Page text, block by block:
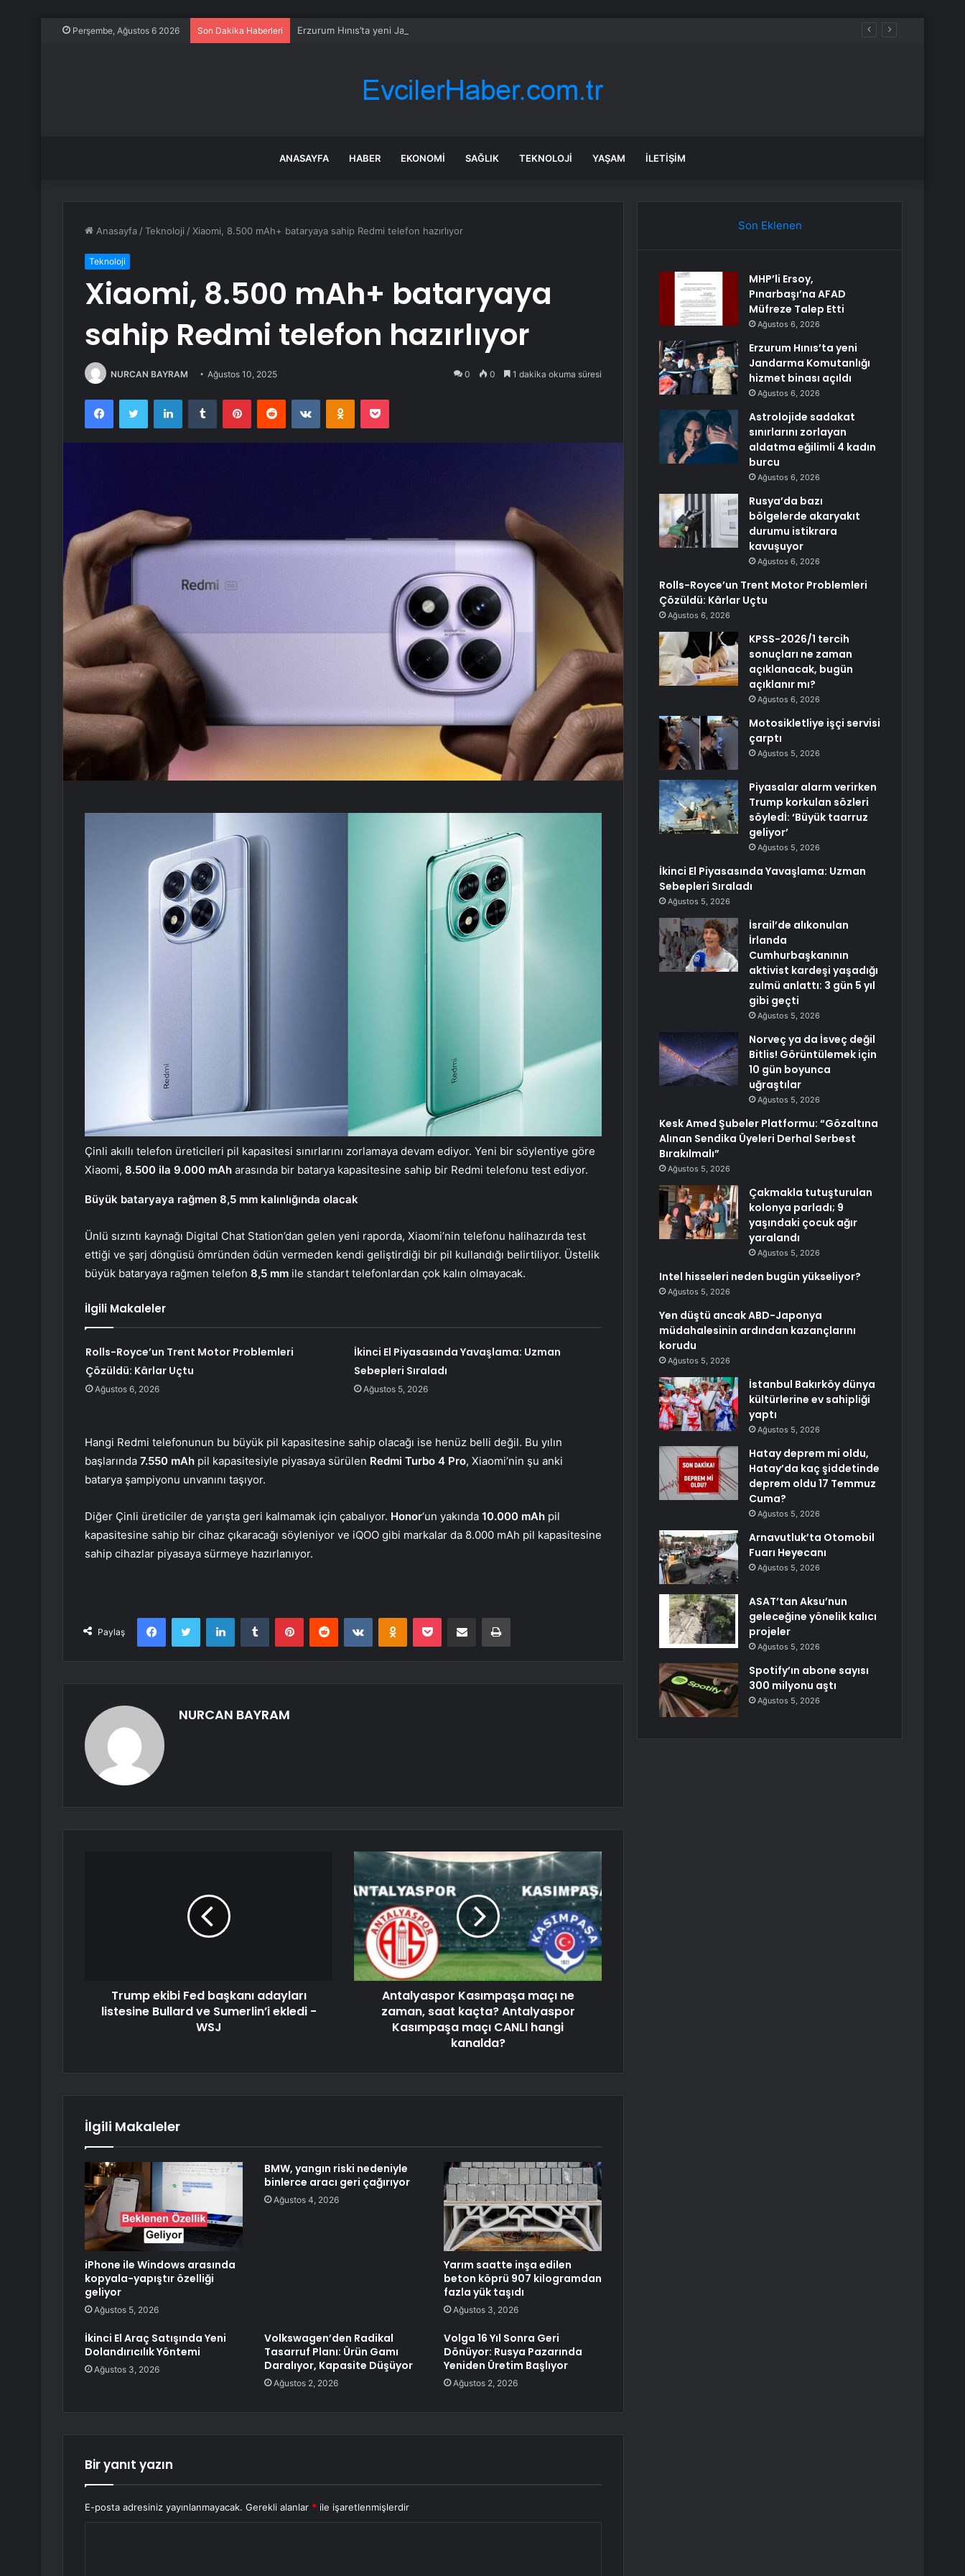
Perşembe, Ağustos 6 2026 Son Dakika Haberleri Erzurum Hınıs’ta yeni Jandarma Komutanlığı hizmet binası açıldı
ANASAYFA HABER EKONOMI SAĞLIK TEKNOLOJI YAŞAM İLETIŞIM
Anasayfa /Teknoloji /Xiaomi, 8.500 mAh+ bataryaya sahip Redmi telefon hazırlıyor
Teknoloji
Xiaomi, 8.500 mAh+ bataryaya
sahip Redmi telefon hazırlıyor
NURCAN BAYRAM Ağustos 10, 2025 0 0 1 dakika okuma süresi
FacebookTwitter LinkedInTumblr PinterestReddit VKontakteOdnoklassniki
Pocket
Çinli akıllı telefon üreticileri pil kapasitesi sınırlarını zorlamaya devam ediyor. Yeni bir söylentiye göre
Xiaomi, 8.500 ila 9.000 mAh arasında bir batarya kapasitesine sahip bir Redmi telefonu test ediyor.
Büyük bataryaya rağmen 8,5 mm kalınlığında olacak
Ünlü sızıntı kaynağı Digital Chat Station’dan gelen yeni raporda, Xiaomi’nin telefonu halihazırda test
ettiği ve şarj döngüsü ömründen ödün vermeden kendi geliştirdiği bir pil kullandığı belirtiliyor. Üstelik
büyük bataryaya rağmen telefon 8,5 mm ile standart telefonlardan çok kalın olmayacak.
İlgili Makaleler
Rolls-Royce’un Trent Motor Problemleri
Çözüldü: Kârlar Uçtu
Ağustos 6, 2026
İkinci El Piyasasında Yavaşlama: Uzman
Sebepleri Sıraladı
Ağustos 5, 2026
Hangi Redmi telefonunun bu büyük pil kapasitesine sahip olacağı ise henüz belli değil. Bu yılın
başlarında 7.550 mAh pil kapasitesiyle piyasaya sürülen Redmi Turbo 4 Pro, Xiaomi’nin şu anki
batarya şampiyonu unvanını taşıyor.
Diğer Çinli üreticiler de yarışta geri kalmamak için çabalıyor. Honor‘un yakında 10.000 mAh pil
kapasitesine sahip bir cihaz çıkaracağı söyleniyor ve iQOO gibi markalar da 8.000 mAh pil kapasitesine
sahip cihazlar piyasaya sürmeye hazırlanıyor.
Paylaş
FacebookTwitter LinkedInTumblr PinterestReddit VKontakteOdnoklassniki
Pocket E-Posta ile paylaş Yazdır
NURCAN BAYRAM
Trump ekibi Fed başkanı adayları
listesine Bullard ve Sumerlin’i ekledi -
WSJ
Antalyaspor Kasımpaşa maçı ne
zaman, saat kaçta? Antalyaspor
Kasımpaşa maçı CANLI hangi
kanalda?
İlgili Makaleler
iPhone ile Windows arasında
kopyala-yapıştır özelliği
geliyor
Ağustos 5, 2026
BMW, yangın riski nedeniyle
binlerce aracı geri çağırıyor
Ağustos 4, 2026
Yarım saatte inşa edilen
beton köprü 907 kilogramdan
fazla yük taşıdı
Ağustos 3, 2026
İkinci El Araç Satışında Yeni
Dolandırıcılık Yöntemi
Ağustos 3, 2026
Volkswagen’den Radikal
Tasarruf Planı: Ürün Gamı
Daralıyor, Kapasite Düşüyor
Ağustos 2, 2026
Volga 16 Yıl Sonra Geri
Dönüyor: Rusya Pazarında
Yeniden Üretim Başlıyor
Ağustos 2, 2026
Bir yanıt yazın
E-posta adresiniz yayınlanmayacak. Gerekli alanlar * ile işaretlenmişlerdir
Son Eklenen
MHP’li Ersoy,
Pınarbaşı’na AFAD
Müfreze Talep Etti
Ağustos 6, 2026
Erzurum Hınıs’ta yeni
Jandarma Komutanlığı
hizmet binası açıldı
Ağustos 6, 2026
Astrolojide sadakat
sınırlarını zorlayan
aldatma eğilimli 4 kadın
burcu
Ağustos 6, 2026
Rusya’da bazı
bölgelerde akaryakıt
durumu istikrara
kavuşuyor
Ağustos 6, 2026
Rolls-Royce’un Trent Motor Problemleri
Çözüldü: Kârlar Uçtu
Ağustos 6, 2026
KPSS-2026/1 tercih
sonuçları ne zaman
açıklanacak, bugün
açıklanır mı?
Ağustos 6, 2026
Motosikletliye işçi servisi
çarptı
Ağustos 5, 2026
Piyasalar alarm verirken
Trump korkulan sözleri
söyledİ: ‘Büyük taarruz
geliyor’
Ağustos 5, 2026
İkinci El Piyasasında Yavaşlama: Uzman
Sebepleri Sıraladı
Ağustos 5, 2026
İsrail’de alıkonulan
İrlanda
Cumhurbaşkanının
aktivist kardeşi yaşadığı
zulmü anlattı: 3 gün 5 yıl
gibi geçti
Ağustos 5, 2026
Norveç ya da İsveç değil
Bitlis! Görüntülemek için
10 gün boyunca
uğraştılar
Ağustos 5, 2026
Kesk Amed Şubeler Platformu: “Gözaltına
Alınan Sendika Üyeleri Derhal Serbest
Bırakılmalı”
Ağustos 5, 2026
Çakmakla tutuşturulan
kolonya parladı; 9
yaşındaki çocuk ağır
yaralandı
Ağustos 5, 2026
Intel hisseleri neden bugün yükseliyor?
Ağustos 5, 2026
Yen düştü ancak ABD-Japonya
müdahalesinin ardından kazançlarını
korudu
Ağustos 5, 2026
İstanbul Bakırköy dünya
kültürlerine ev sahipliği
yaptı
Ağustos 5, 2026
Hatay deprem mi oldu,
Hatay’da kaç şiddetinde
deprem oldu 17 Temmuz
Cuma?
Ağustos 5, 2026
Arnavutluk’ta Otomobil
Fuarı Heyecanı
Ağustos 5, 2026
ASAT’tan Aksu’nun
geleceğine yönelik kalıcı
projeler
Ağustos 5, 2026
Spotify’ın abone sayısı
300 milyonu aştı
Ağustos 5, 2026